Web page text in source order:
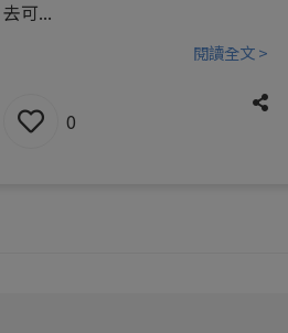
去可...
閱讀全文 >
0